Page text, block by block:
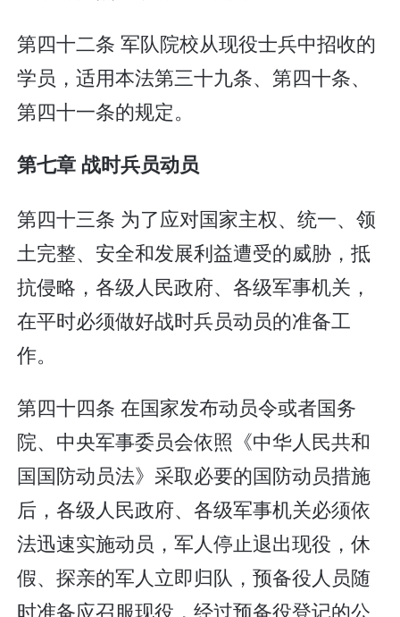
第四十二条 军队院校从现役士兵中招收的
学员，适用本法第三十九条、第四十条、
第四十一条的规定。
第七章 战时兵员动员
第四十三条 为了应对国家主权、统一、领
土完整、安全和发展利益遭受的威胁，抵
抗侵略，各级人民政府、各级军事机关，
在平时必须做好战时兵员动员的准备工
作。
第四十四条 在国家发布动员令或者国务
院、中央军事委员会依照《中华人民共和
国国防动员法》采取必要的国防动员措施
后，各级人民政府、各级军事机关必须依
法迅速实施动员，军人停止退出现役，休
假、探亲的军人立即归队，预备役人员随
时准备应召服现役，经过预备役登记的公